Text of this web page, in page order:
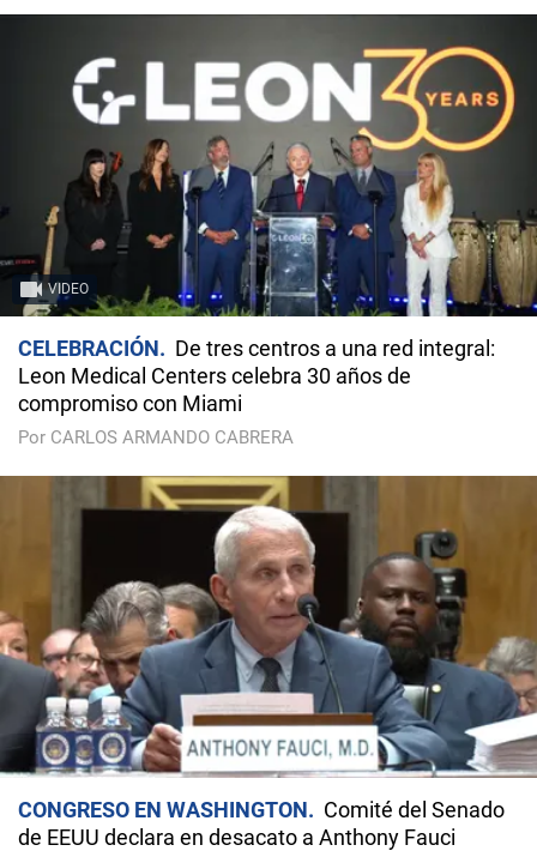
VIDEO
CELEBRACIÓN
De tres centros a una red integral:
Leon Medical Centers celebra 30 años de
compromiso con Miami
Por CARLOS ARMANDO CABRERA
CONGRESO EN WASHINGTON
Comité del Senado
de EEUU declara en desacato a Anthony Fauci